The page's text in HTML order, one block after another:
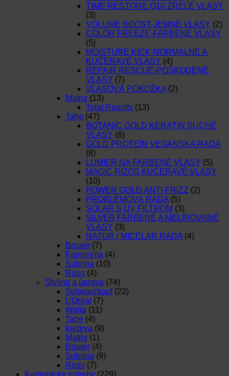
TIME RESTORE Q10 ZRELÉ VLASY
(3)
VOLUME BOOST-JEMNÉ VLASY (2)
COLOR FREEZE-FARBENÉ VLASY
(5)
MOISTURE KICK-NORMÁLNE A
KUČERAVÉ VLASY (4)
REPAIR RESCUE-POŠKODENÉ
VLASY (7)
VLASOVÁ POKOŽKA (2)
Matrix (13)
Total Results (13)
Tahe (47)
BOTANIC GOLD KERATIN SUCHÉ
VLASY (8)
GOLD PROTEÍN VEGÁNSKA RADA
(8)
LUMIER NA FARBENÉ VLASY (5)
MAGIC RIZOS KUČERAVÉ VLASY
(10)
POWER GOLD ANTI-FRIZZ (2)
PROBLÉMOVÁ RADA (5)
SOLAR S UV FILTROM (3)
SILVER FARBENÉ A MELÍROVANÉ
VLASY (3)
NATUR / MICELAR RADA (4)
Broaer (7)
FarmaVita (4)
Subrina (10)
Roso (4)
Styling a úprava (74)
Schwarzkopf (22)
L’Oréal (7)
Wella (11)
Tahe (4)
Inebrya (9)
Matrix (1)
Broaer (4)
Subrina (9)
Roso (7)
Kadernícke potreby (229)